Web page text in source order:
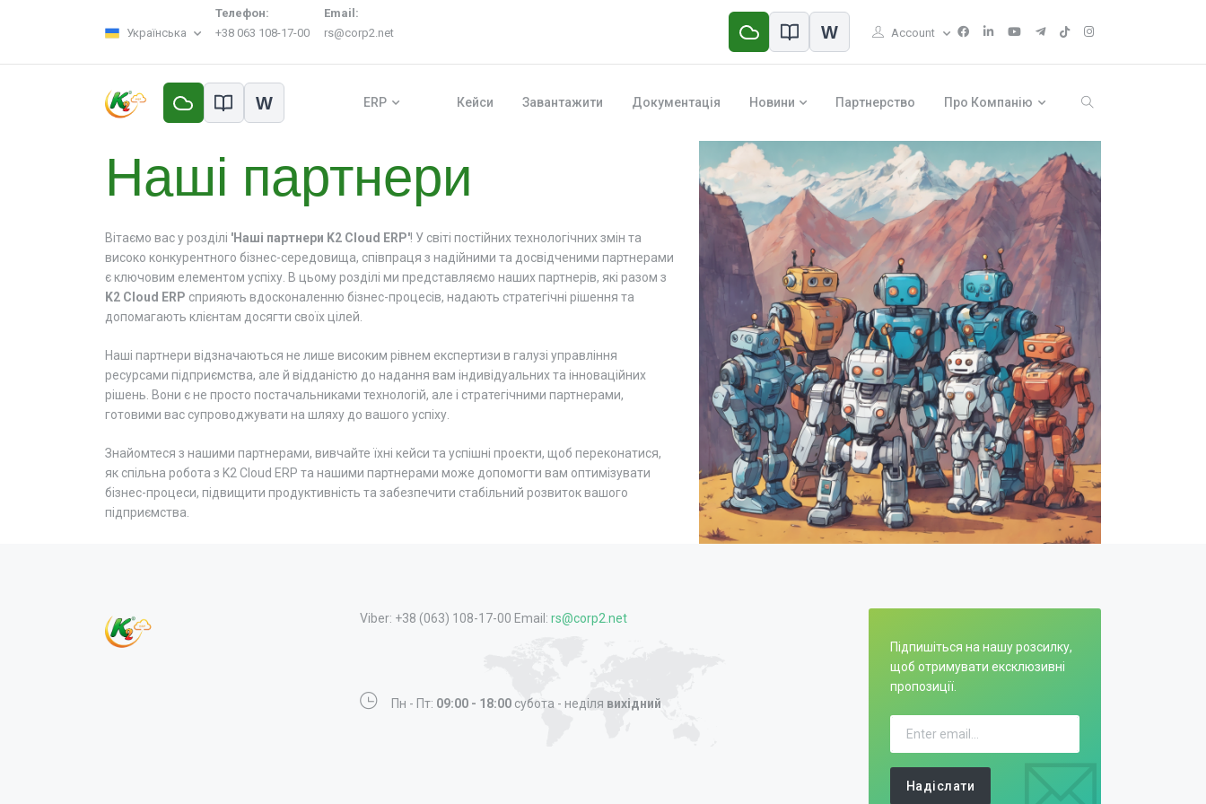
Українська
Телефон:
+38 063 108-17-00
Email:
rs@corp2.net
W Account
W ERP Кейси Завантажити Документація Новини Партнерство Про Компанію
Наші партнери
Вітаємо вас у розділі 'Наші партнери K2 Cloud ERP'! У світі постійних технологічних змін та
високо конкурентного бізнес-середовища, співпраця з надійними та досвідченими партнерами
є ключовим елементом успіху. В цьому розділі ми представляємо наших партнерів, які разом з
K2 Cloud ERP сприяють вдосконаленню бізнес-процесів, надають стратегічні рішення та
допомагають клієнтам досягти своїх цілей.
Наші партнери відзначаються не лише високим рівнем експертизи в галузі управління
ресурсами підприємства, але й відданістю до надання вам індивідуальних та інноваційних
рішень. Вони є не просто постачальниками технологій, але і стратегічними партнерами,
готовими вас супроводжувати на шляху до вашого успіху.
Знайомтеся з нашими партнерами, вивчайте їхні кейси та успішні проекти, щоб переконатися,
як спільна робота з K2 Cloud ERP та нашими партнерами може допомогти вам оптимізувати
бізнес-процеси, підвищити продуктивність та забезпечити стабільний розвиток вашого
підприємства.
Viber: +38 (063) 108-17-00 Email: rs@corp2.net
Пн - Пт: 09:00 - 18:00субота - неділя вихідний
Підпишіться на нашу розсилку,
щоб отримувати ексклюзивні
пропозиції.
Надіслати